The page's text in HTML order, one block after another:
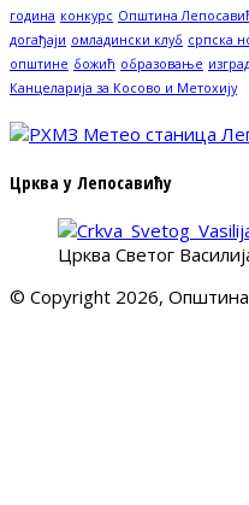
година конкурс Општина
догађаји омладински клуб српска
општине божић образовање
Канцеларија за Косово и Метохију
Црква у Лепосавићу
Црква Светог
© Copyright 2026,